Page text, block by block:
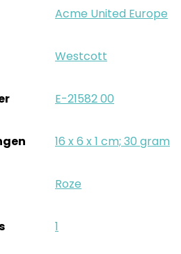
‎Acme United Europe
‎Westcott
‎E-21582 00
‎16 x 6 x 1 cm; 30 gram
‎Roze
‎1